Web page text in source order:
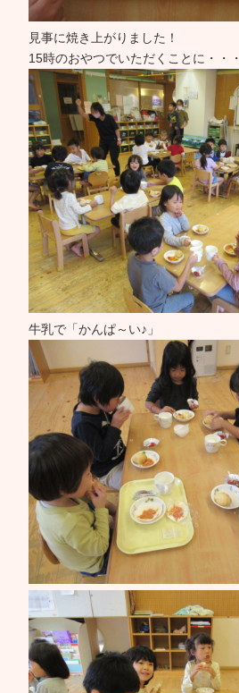
見事に焼き上がりました！
15時のおやつでいただくことに・・・
牛乳で「かんぱ～い♪」